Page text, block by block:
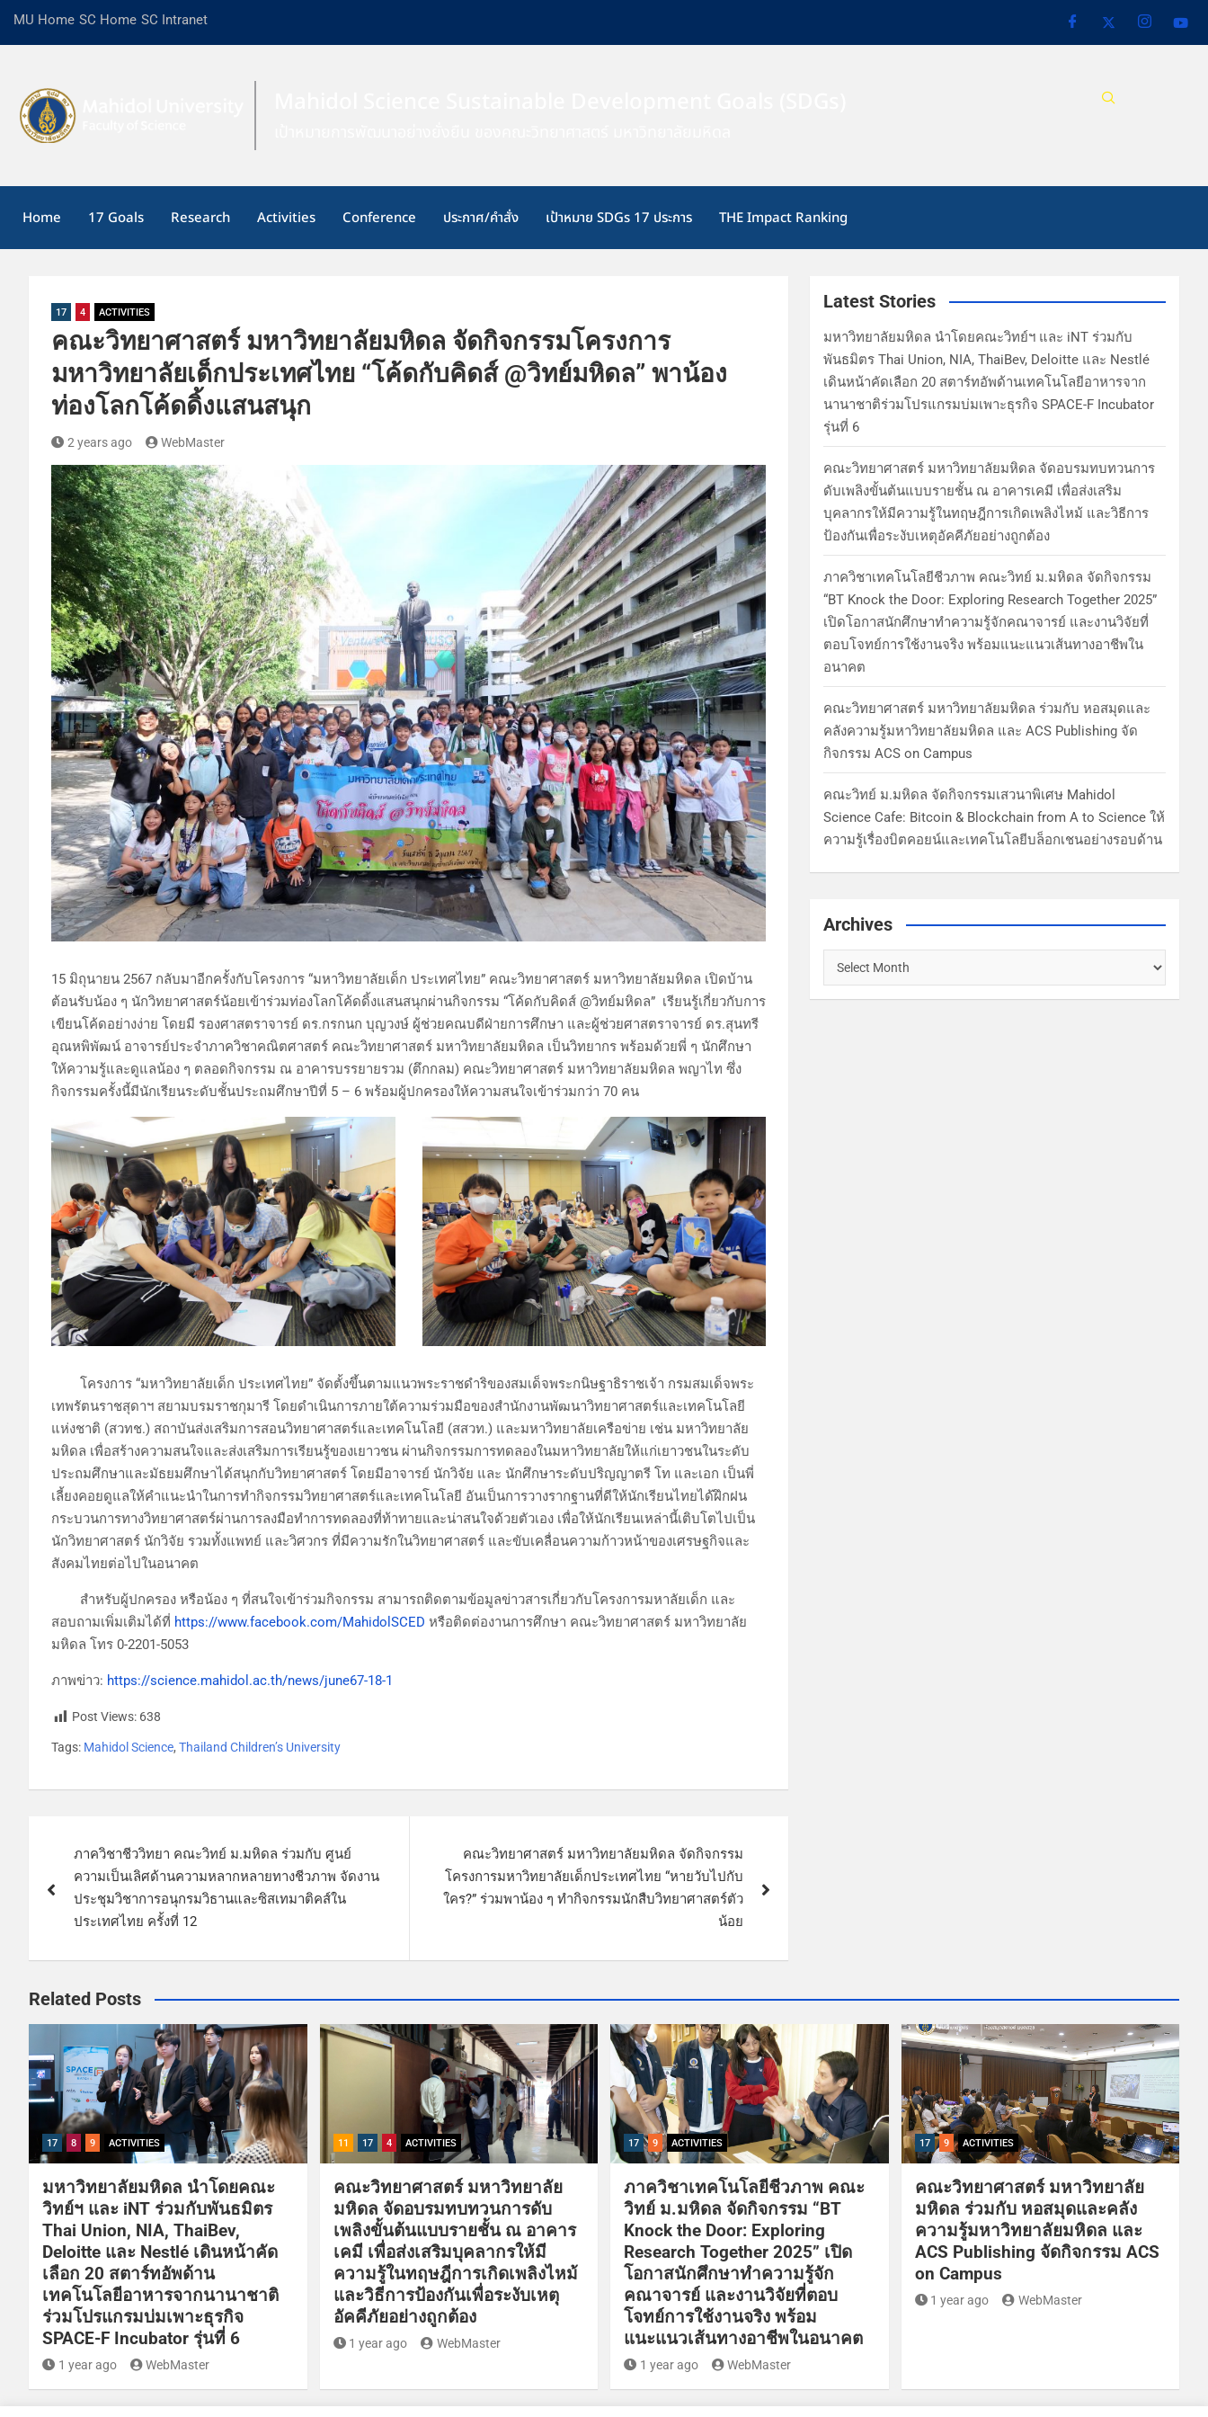
MU Home SC Home SC Intranet
Home 17 Goals Research Activities Conference ประกาศ/คำสั่ง เป้าหมาย SDGs 17 ประการ THE Impact Ranking
17 4 ACTIVITIES
คณะวิทยาศาสตร์ มหาวิทยาลัยมหิดล จัดกิจกรรมโครงการ
มหาวิทยาลัยเด็กประเทศไทย “โค้ดกับคิดส์ @วิทย์มหิดล” พาน้อง
ท่องโลกโค้ดดิ้งแสนสนุก
2 years ago WebMaster
15 มิถุนายน 2567 กลับมาอีกครั้งกับโครงการ “มหาวิทยาลัยเด็ก ประเทศไทย” คณะวิทยาศาสตร์ มหาวิทยาลัยมหิดล เปิดบ้าน
ต้อนรับน้อง ๆ นักวิทยาศาสตร์น้อยเข้าร่วมท่องโลกโค้ดดิ้งแสนสนุกผ่านกิจกรรม “โค้ดกับคิดส์ @วิทย์มหิดล” เรียนรู้เกี่ยวกับการ
เขียนโค้ดอย่างง่าย โดยมี รองศาสตราจารย์ ดร.กรกนก บุญวงษ์ ผู้ช่วยคณบดีฝ่ายการศึกษา และผู้ช่วยศาสตราจารย์ ดร.สุนทรี
อุณหพิพัฒน์ อาจารย์ประจำภาควิชาคณิตศาสตร์ คณะวิทยาศาสตร์ มหาวิทยาลัยมหิดล เป็นวิทยากร พร้อมด้วยพี่ ๆ นักศึกษา
ให้ความรู้และดูแลน้อง ๆ ตลอดกิจกรรม ณ อาคารบรรยายรวม (ตึกกลม) คณะวิทยาศาสตร์ มหาวิทยาลัยมหิดล พญาไท ซึ่ง
กิจกรรมครั้งนี้มีนักเรียนระดับชั้นประถมศึกษาปีที่ 5 – 6 พร้อมผู้ปกครองให้ความสนใจเข้าร่วมกว่า 70 คน
โครงการ “มหาวิทยาลัยเด็ก ประเทศไทย” จัดตั้งขึ้นตามแนวพระราชดำริของสมเด็จพระกนิษฐาธิราชเจ้า กรมสมเด็จพระ
เทพรัตนราชสุดาฯ สยามบรมราชกุมารี โดยดำเนินการภายใต้ความร่วมมือของสำนักงานพัฒนาวิทยาศาสตร์และเทคโนโลยี
แห่งชาติ (สวทช.) สถาบันส่งเสริมการสอนวิทยาศาสตร์และเทคโนโลยี (สสวท.) และมหาวิทยาลัยเครือข่าย เช่น มหาวิทยาลัย
มหิดล เพื่อสร้างความสนใจและส่งเสริมการเรียนรู้ของเยาวชน ผ่านกิจกรรมการทดลองในมหาวิทยาลัยให้แก่เยาวชนในระดับ
ประถมศึกษาและมัธยมศึกษาได้สนุกกับวิทยาศาสตร์ โดยมีอาจารย์ นักวิจัย และ นักศึกษาระดับปริญญาตรี โท และเอก เป็นพี่
เลี้ยงคอยดูแลให้คำแนะนำในการทำกิจกรรมวิทยาศาสตร์และเทคโนโลยี อันเป็นการวางรากฐานที่ดีให้นักเรียนไทยได้ฝึกฝน
กระบวนการทางวิทยาศาสตร์ผ่านการลงมือทำการทดลองที่ท้าทายและน่าสนใจด้วยตัวเอง เพื่อให้นักเรียนเหล่านี้เติบโตไปเป็น
นักวิทยาศาสตร์ นักวิจัย รวมทั้งแพทย์ และวิศวกร ที่มีความรักในวิทยาศาสตร์ และขับเคลื่อนความก้าวหน้าของเศรษฐกิจและ
สังคมไทยต่อไปในอนาคต
สำหรับผู้ปกครอง หรือน้อง ๆ ที่สนใจเข้าร่วมกิจกรรม สามารถติดตามข้อมูลข่าวสารเกี่ยวกับโครงการมหาลัยเด็ก และ
สอบถามเพิ่มเติมได้ที่ https://www.facebook.com/MahidolSCED หรือติดต่องานการศึกษา คณะวิทยาศาสตร์ มหาวิทยาลัย
มหิดล โทร 0-2201-5053
ภาพข่าว: https://science.mahidol.ac.th/news/june67-18-1
Post Views: 638
Tags: Mahidol Science, Thailand Children’s University
ภาควิชาชีววิทยา คณะวิทย์ ม.มหิดล ร่วมกับ ศูนย์
ความเป็นเลิศด้านความหลากหลายทางชีวภาพ จัดงาน
ประชุมวิชาการอนุกรมวิธานและซิสเทมาติคส์ใน
ประเทศไทย ครั้งที่ 12
คณะวิทยาศาสตร์ มหาวิทยาลัยมหิดล จัดกิจกรรม
โครงการมหาวิทยาลัยเด็กประเทศไทย “หายวับไปกับ
ใคร?” ร่วมพาน้อง ๆ ทำกิจกรรมนักสืบวิทยาศาสตร์ตัว
น้อย
Latest Stories
มหาวิทยาลัยมหิดล นำโดยคณะวิทย์ฯ และ iNT ร่วมกับ
พันธมิตร Thai Union, NIA, ThaiBev, Deloitte และ Nestlé
เดินหน้าคัดเลือก 20 สตาร์ทอัพด้านเทคโนโลยีอาหารจาก
นานาชาติร่วมโปรแกรมบ่มเพาะธุรกิจ SPACE-F Incubator
รุ่นที่ 6
คณะวิทยาศาสตร์ มหาวิทยาลัยมหิดล จัดอบรมทบทวนการ
ดับเพลิงขั้นต้นแบบรายชั้น ณ อาคารเคมี เพื่อส่งเสริม
บุคลากรให้มีความรู้ในทฤษฎีการเกิดเพลิงไหม้ และวิธีการ
ป้องกันเพื่อระงับเหตุอัคคีภัยอย่างถูกต้อง
ภาควิชาเทคโนโลยีชีวภาพ คณะวิทย์ ม.มหิดล จัดกิจกรรม
“BT Knock the Door: Exploring Research Together 2025”
เปิดโอกาสนักศึกษาทำความรู้จักคณาจารย์ และงานวิจัยที่
ตอบโจทย์การใช้งานจริง พร้อมแนะแนวเส้นทางอาชีพใน
อนาคต
คณะวิทยาศาสตร์ มหาวิทยาลัยมหิดล ร่วมกับ หอสมุดและ
คลังความรู้มหาวิทยาลัยมหิดล และ ACS Publishing จัด
กิจกรรม ACS on Campus
คณะวิทย์ ม.มหิดล จัดกิจกรรมเสวนาพิเศษ Mahidol
Science Cafe: Bitcoin & Blockchain from A to Science ให้
ความรู้เรื่องบิตคอยน์และเทคโนโลยีบล็อกเชนอย่างรอบด้าน
Archives
Related Posts
17 8 9 ACTIVITIES
มหาวิทยาลัยมหิดล นำโดยคณะ
วิทย์ฯ และ iNT ร่วมกับพันธมิตร
Thai Union, NIA, ThaiBev,
Deloitte และ Nestlé เดินหน้าคัด
เลือก 20 สตาร์ทอัพด้าน
เทคโนโลยีอาหารจากนานาชาติ
ร่วมโปรแกรมบ่มเพาะธุรกิจ
SPACE-F Incubator รุ่นที่ 6
1 year ago WebMaster
11 17 4 ACTIVITIES
คณะวิทยาศาสตร์ มหาวิทยาลัย
มหิดล จัดอบรมทบทวนการดับ
เพลิงขั้นต้นแบบรายชั้น ณ อาคาร
เคมี เพื่อส่งเสริมบุคลากรให้มี
ความรู้ในทฤษฎีการเกิดเพลิงไหม้
และวิธีการป้องกันเพื่อระงับเหตุ
อัคคีภัยอย่างถูกต้อง
1 year ago WebMaster
17 9 ACTIVITIES
ภาควิชาเทคโนโลยีชีวภาพ คณะ
วิทย์ ม.มหิดล จัดกิจกรรม “BT
Knock the Door: Exploring
Research Together 2025” เปิด
โอกาสนักศึกษาทำความรู้จัก
คณาจารย์ และงานวิจัยที่ตอบ
โจทย์การใช้งานจริง พร้อม
แนะแนวเส้นทางอาชีพในอนาคต
1 year ago WebMaster
17 9 ACTIVITIES
คณะวิทยาศาสตร์ มหาวิทยาลัย
มหิดล ร่วมกับ หอสมุดและคลัง
ความรู้มหาวิทยาลัยมหิดล และ
ACS Publishing จัดกิจกรรม ACS
on Campus
1 year ago WebMaster